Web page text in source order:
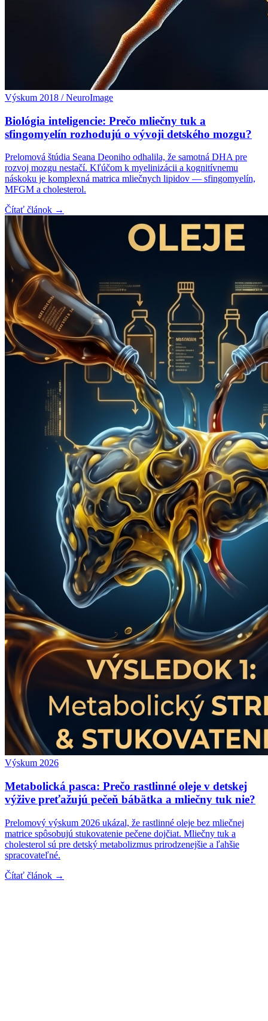
Výskum 2018 / NeuroImage
Biológia inteligencie: Prečo mliečny tuk a
sfingomyelín rozhodujú o vývoji detského mozgu?
Prelomová štúdia Seana Deoniho odhalila, že samotná DHA pre
rozvoj mozgu nestačí. Kľúčom k myelinizácii a kognitívnemu
náskoku je komplexná matrica mliečnych lipidov — sfingomyelín,
MFGM a cholesterol.
Čítať článok →
Výskum 2026
Metabolická pasca: Prečo rastlinné oleje v detskej
výžive preťažujú pečeň bábätka a mliečny tuk nie?
Prelomový výskum 2026 ukázal, že rastlinné oleje bez mliečnej
matrice spôsobujú stukovatenie pečene dojčiat. Mliečny tuk a
cholesterol sú pre detský metabolizmus prirodzenejšie a ľahšie
spracovateľné.
Čítať článok →